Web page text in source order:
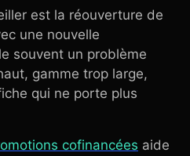
est la réouverture de
une nouvelle
souvent un problème
gamme trop large,
qui ne porte plus
cofinancées aide